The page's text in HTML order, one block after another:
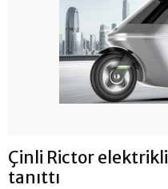
Çinli Rictor
tanıttı